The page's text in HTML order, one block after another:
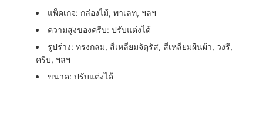
แพ็คเกจ: กล่องไม้, พาเลท, ฯลฯ
ความสูงของครีบ: ปรับแต่งได้
รูปร่าง: ทรงกลม, สี่เหลี่ยมจัตุรัส, สี่เหลี่ยมผืนผ้า, วงรี,
ครีบ, ฯลฯ
ขนาด: ปรับแต่งได้